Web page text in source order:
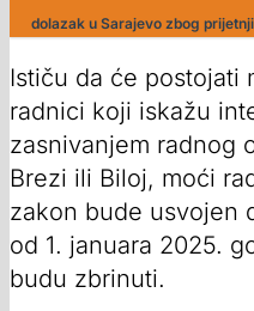
dolazak u Sarajevo zbog prijetnji
Ističu da će postojati
radnici koji iskažu
zasnivanjem radnog
Brezi ili Biloj, moći
zakon bude usvojen
od 1. januara 2025.
budu zbrinuti.